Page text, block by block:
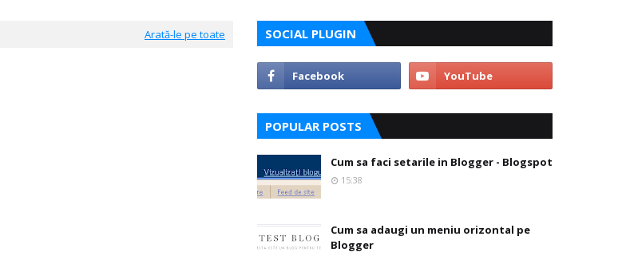
Arată-le pe toate SOCIAL PLUGIN
POPULAR POSTS
Cum sa faci setarile in Blogger - Blogspot
15:38
Cum sa adaugi un meniu orizontal pe
Blogger